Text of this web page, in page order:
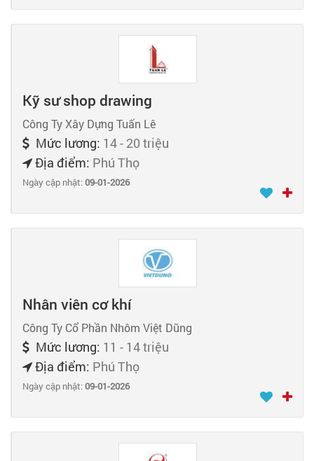
Kỹ sư shop drawing
Công Ty Xây Dựng Tuấn Lê
Mức lương: 14 - 20 triệu
Địa điểm: Phú Thọ
Ngày cập nhật:09-01-2026
Nhân viên cơ khí
Công Ty Cổ Phần Nhôm Việt Dũng
Mức lương: 11 - 14 triệu
Địa điểm: Phú Thọ
Ngày cập nhật:09-01-2026